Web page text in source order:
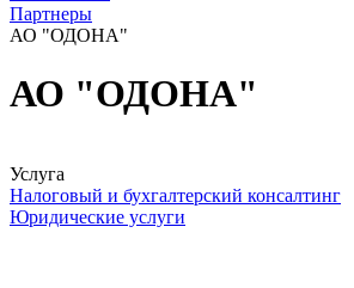
Партнеры
АО "ОДОНА"
АО "ОДОНА"
Услуга
Налоговый и бухгалтерский консалтинг
Юридические услуги